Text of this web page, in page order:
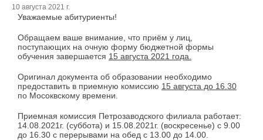
10 августа 2021 г.
Уважаемые абитуриенты!
Обращаем ваше внимание, что приём у лиц,
поступающих на очную форму бюджетной формы
обучения завершается 15 августа 2021 года.
Оригинал документа об образовании необходимо
предоставить в приемную комиссию 15 августа до 16.30
по Мосоквскому времени.
Приемная комиссия Петрозаводского филиала работает:
14.08.2021г. (суббота) и 15.08.2021г. (воскресенье) с 9.00
до 16.30 с перерывами на обед с 13.00 до 14.00.